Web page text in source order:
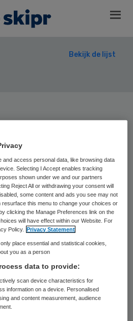
Bekijk de lijst
raad van
Heeren Loo. Hij wordt
Rien Meijerink.
toezicht KWF
was onder andere
and access personal data, like browsing data
Selecting I Accept enables tracking
shown under we and our partners
Reject All or withdrawing your consent will
some content and ads you see may not
resurface this menu to change your choices or
clicking the Manage Preferences link on the
will have effect within our Website. For
Policy.
Privacy Statement
place essential and statistical cookies,
you as a person
data to provide:
scan device characteristics for
information on a device. Personalised
and content measurement, audience